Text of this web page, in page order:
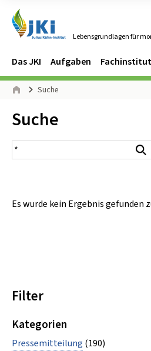
Lebensgrundlagen für
Navigation
Hauptmenü
Das JKI Aufgaben
Seitenpfad
Suche
Inhalt:
Suche
Suchergebnis
Es wurde kein Ergebnis gefunden
Filter
Kategorien
Pressemitteilung (190)